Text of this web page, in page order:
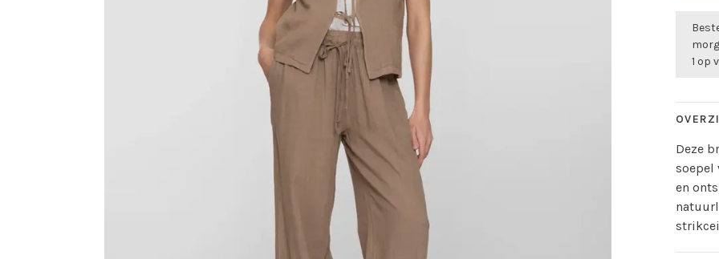
1 op
Deze
soepel
en